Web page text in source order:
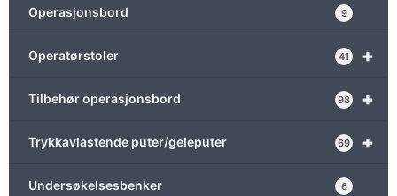
Operasjonsbord 9
+
Operatørstoler 41
+
Tilbehør operasjonsbord 98
+
Trykkavlastende puter/geleputer 69
Undersøkelsesbenker 6